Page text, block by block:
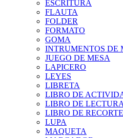
ESCRITURA
FLAUTA
FOLDER
FORMATO
GOMA
INTRUMENTOS DE
JUEGO DE MESA
LAPICERO
LEYES
LIBRETA
LIBRO DE
LIBRO DE LECTURA
LIBRO DE
LUPA
MAQUETA